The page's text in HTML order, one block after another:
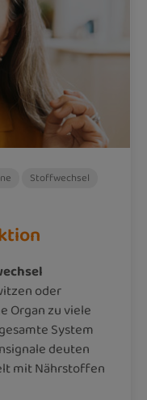
Stoffwechsel
oder
Organ zu viele
System
deuten
mit Nährstoffen